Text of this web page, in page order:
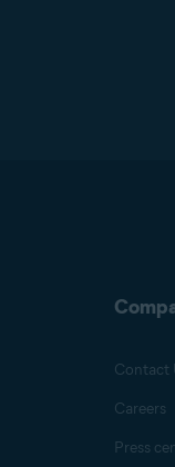
Contact
Careers
Press